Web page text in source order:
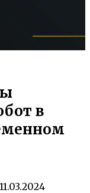
в
11.03.2024